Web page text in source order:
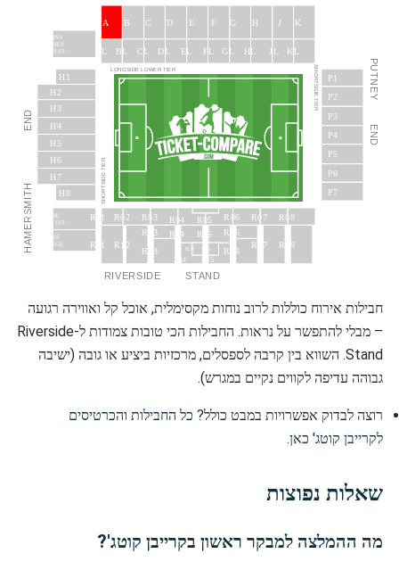
RIVERSIDE STAND
HAMERSMITH
END
PUTNEY
END
SHORTSIDE TIER
LONGSIDE LOWER TIER SHORTSIDE TIER
H2
H3
H4
H5
H6
H7
H8
H1
P7
P6
P5
P3
P2
P1
P4
R01 R02 R03 R04 R05 R06 R07 R08
R11 R12
R13 R14 R15 R16
R17 R18
R23 R24 R25 R26
R34 R35
THAMESIDE
SUITES
SPONSORS’
LOUNGE
JOHNNY
HAYNES
SUITES
KL
JL
HL
GL
FL
EL
DL
CL
BL
AL
A B C D E F G H J K
חבילות אירוח כוללות לרוב נוחות מקסימלית, אוכל קל ואווירה רגועה
– מבלי להתפשר על נראות. החבילות הכי טובות צמודות ל-Riverside
Stand. השווא בין קרבה לספסלים, מרכזיות ביציע או גובה (ישיבה
גבוהה עדיפה לקווים נקיים במגרש).
רוצה לבדוק אפשרויות במבט כולל? כל החבילות והכרטיסים
לקרייבן קוטג' כאן.
שאלות נפוצות
מה ההמלצה למבקר ראשון בקרייבן קוטג'?